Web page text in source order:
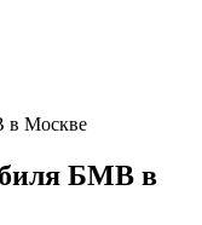
в Москве
БМВ в